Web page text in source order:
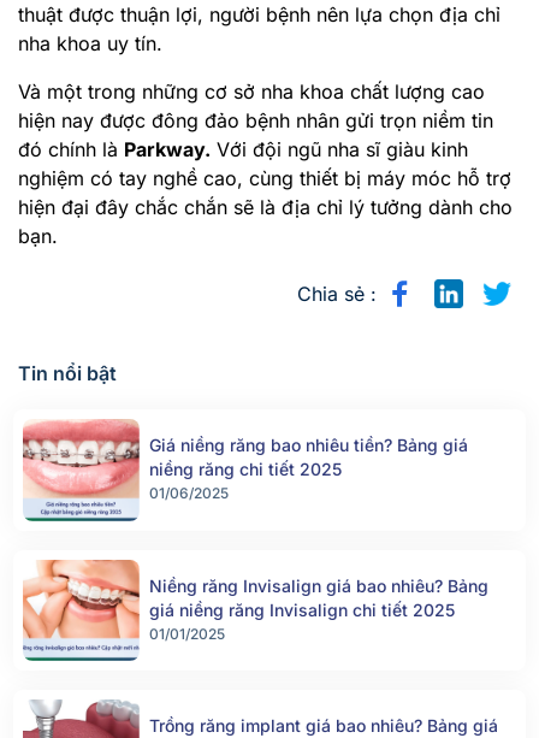
thuật được thuận lợi, người bệnh nên lựa chọn địa chỉ
nha khoa uy tín.
Và một trong những cơ sở nha khoa chất lượng cao
hiện nay được đông đảo bệnh nhân gửi trọn niềm tin
đó chính là Parkway. Với đội ngũ nha sĩ giàu kinh
nghiệm có tay nghề cao, cùng thiết bị máy móc hỗ trợ
hiện đại đây chắc chắn sẽ là địa chỉ lý tưởng dành cho
bạn.
Chia sẻ :
Tin nổi bật
Giá niềng răng bao nhiêu tiền? Bảng giá
niềng răng chi tiết 2025
01/06/2025
Niềng răng Invisalign giá bao nhiêu? Bảng
giá niềng răng Invisalign chi tiết 2025
01/01/2025
Trồng răng implant giá bao nhiêu? Bảng giá